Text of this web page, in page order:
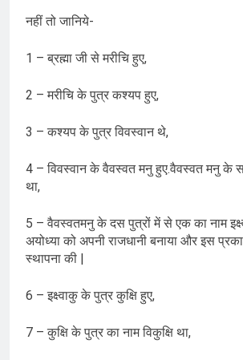
नहीं तो जानिये-
1 – ब्रह्मा जी से मरीचि हुए,
2 – मरीचि के पुत्र कश्यप हुए,
3 – कश्यप के पुत्र विवस्वान थे,
4 – विवस्वान के वैवस्वत मनु हुए.वैवस्वत मनु
था,
5 – वैवस्वतमनु के दस पुत्रों में से एक का नाम
अयोध्या को अपनी राजधानी बनाया और इस
स्थापना की |
6 – इक्ष्वाकु के पुत्र कुक्षि हुए,
7 – कुक्षि के पुत्र का नाम विकुक्षि था,